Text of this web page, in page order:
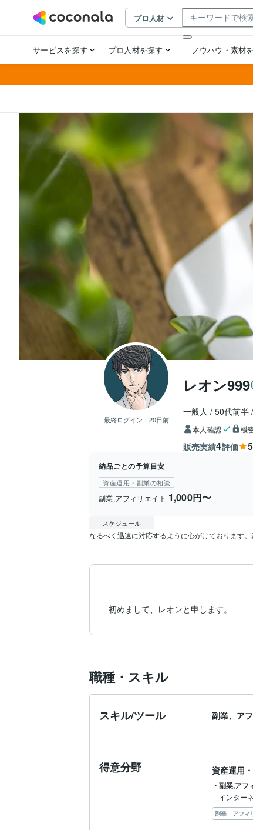
最終ログイン： 20日前
レオン999
一般人 50代前半
本人確認 機
販売実績4評価
納品ごとの予算目安
資産運用・副業の相談
副業,アフィリエイト 1,000円〜
スケジュール
なるべく迅速に対応するように心がけております
初めまして、レオンと申します。
職種・スキル
スキル/ツール 副業、ア
得意分野 資産運用
・副業,アフ
インター
副業 アフィ